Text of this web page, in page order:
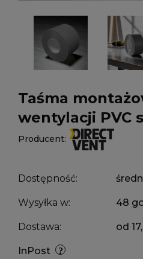
Taśma
wentylacji PVC
Producent:
Dostępność:
Wysyłka w: 48
Dostawa: od
InPost